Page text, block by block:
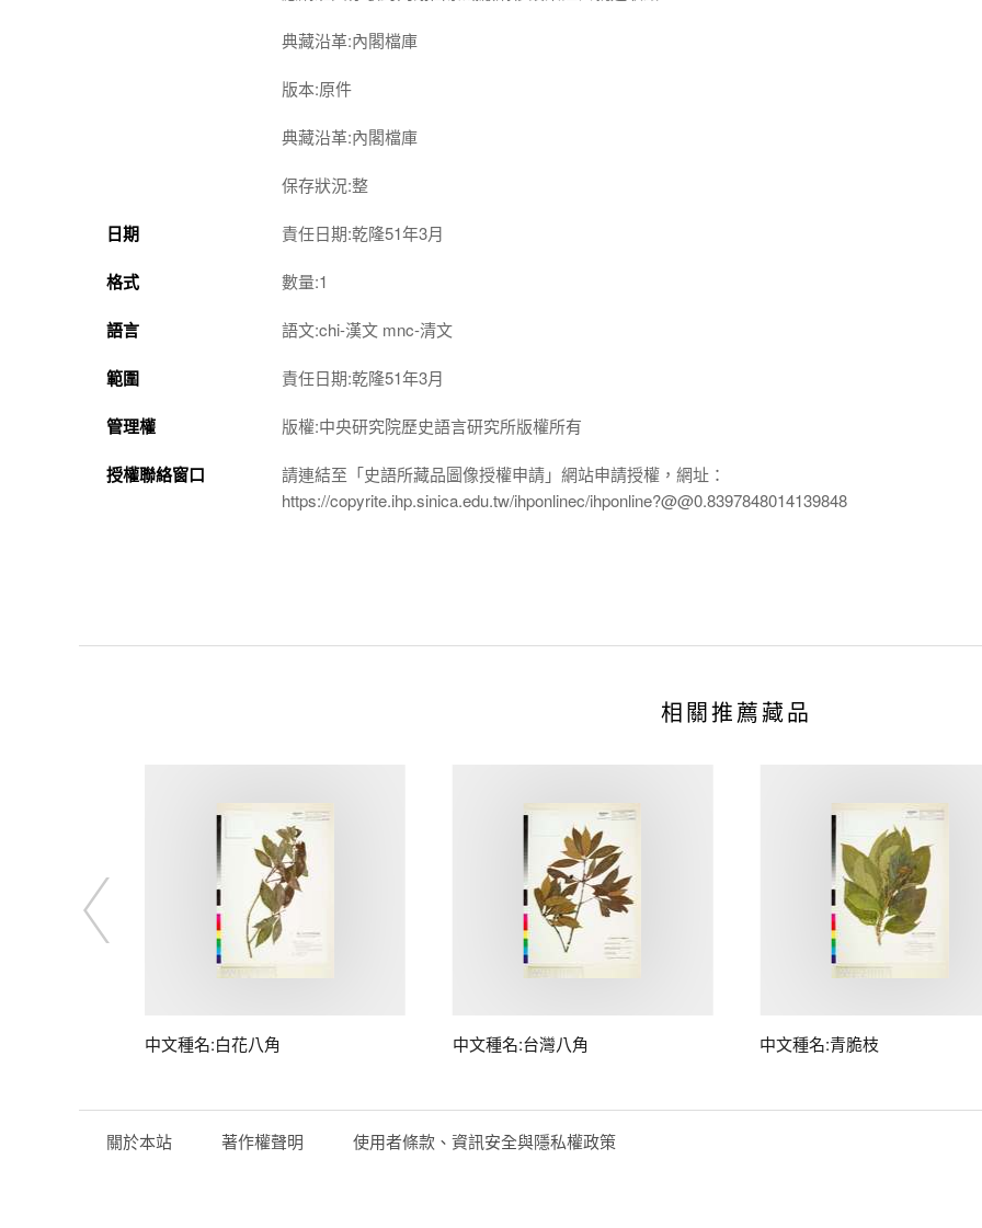
典藏沿革:內閣檔庫
版本:原件
典藏沿革:內閣檔庫
保存狀況:整
日期 責任日期:乾隆51年3月
格式 數量:1
語言 語文:chi-漢文 mnc-清文
範圍 責任日期:乾隆51年3月
管理權 版權:中央研究院歷史語言研究所版權所有
授權聯絡窗口
請連結至「史語所藏品圖像授權申請」網站申請授權，網址：
https://copyrite.ihp.sinica.edu.tw/ihponlinec/ihponline?@@0.8397848014139848
相關推薦藏品
中文種名:白花八角 中文種名:台灣八角 中文種名:青脆枝
關於本站 著作權聲明 使用者條款、資訊安全與隱私權政策